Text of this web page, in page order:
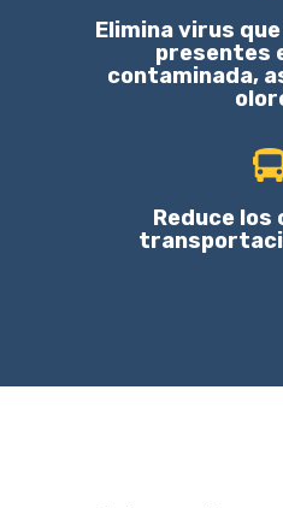
Elimina virus
presentes
contaminada,
Reduce los